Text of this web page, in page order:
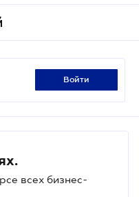
войти
всех бизнес-